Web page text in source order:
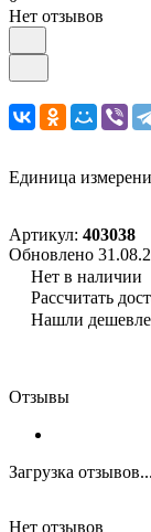
Нет отзывов
Единица
Артикул: 403038
Обновлено
Нет в наличии
Рассчитать
Нашли
Отзывы
Загрузка отзывов...
Нет отзывов